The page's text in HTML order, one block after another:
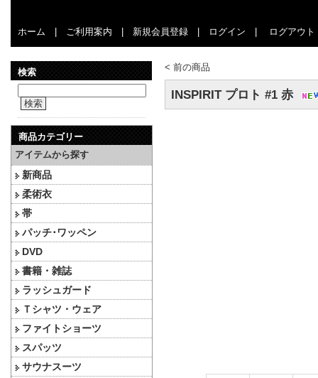
ホーム ご利用案内 新規会員登録 ログイン ログアウト
検索
検索
商品カテゴリー
アイテムから探す
新商品
柔術衣
帯
パッチ･ワッペン
DVD
書籍・雑誌
ラッシュガード
Ｔシャツ・ウェア
ファイトショーツ
スパッツ
サウナスーツ
< 前の商品
INSPIRIT プロト #1 赤